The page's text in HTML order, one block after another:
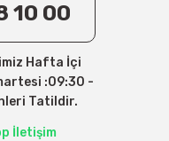
10 00
Hafta İçi
:09:30 -
Tatildir.
İletişim